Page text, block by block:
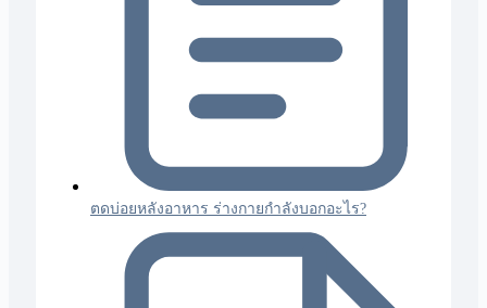
ตดบ่อยหลังอาหาร ร่างกายกำลังบอกอะไร?